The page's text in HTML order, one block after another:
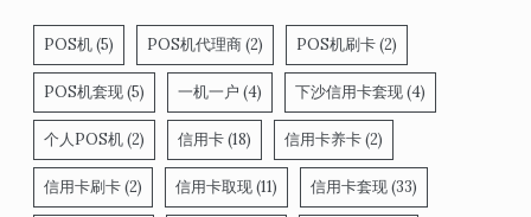
POS机(5) POS机代理商(2) POS机刷卡(2)
POS机套现(5) 一机一户 (4) 下沙信用卡套现(4)
个人POS机(2) 信用卡(18) 信用卡养卡(2)
信用卡刷卡(2) 信用卡取现(11) 信用卡套现(33)